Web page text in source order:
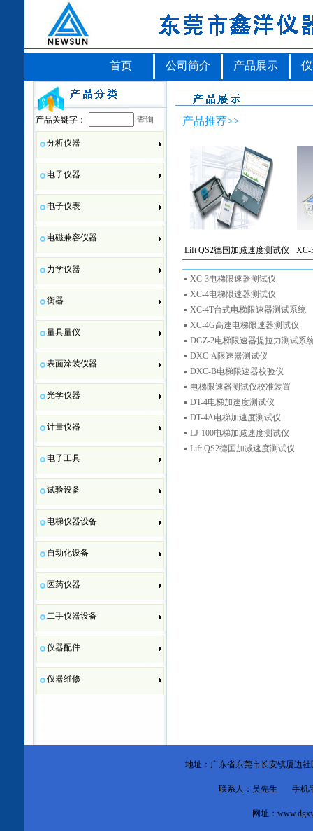
首页 公司简介 产品展示
产品关键字： 查询
分析仪器
电子仪器
电子仪表
电磁兼容仪器
力学仪器
衡器
量具量仪
表面涂装仪器
光学仪器
计量仪器
电子工具
试验设备
电梯仪器设备
自动化设备
医药仪器
二手仪器设备
仪器配件
仪器维修
产品推荐>>
Lift QS2德国加减速度测试仪 XC-
XC-3电梯限速器测试仪
XC-4电梯限速器测试仪
XC-4T台式电梯限速器测试系统
XC-4G高速电梯限速器测试仪
DGZ-2电梯限速器提拉力测试系
DXC-A限速器测试仪
DXC-B电梯限速器校验仪
电梯限速器测试仪校准装置
DT-4电梯加速度测试仪
DT-4A电梯加速度测试仪
LJ-100电梯加减速度测试仪
Lift QS2德国加减速度测试仪
地址：广东省东莞市长安镇厦边
联系人：吴先生 手机/
网址：